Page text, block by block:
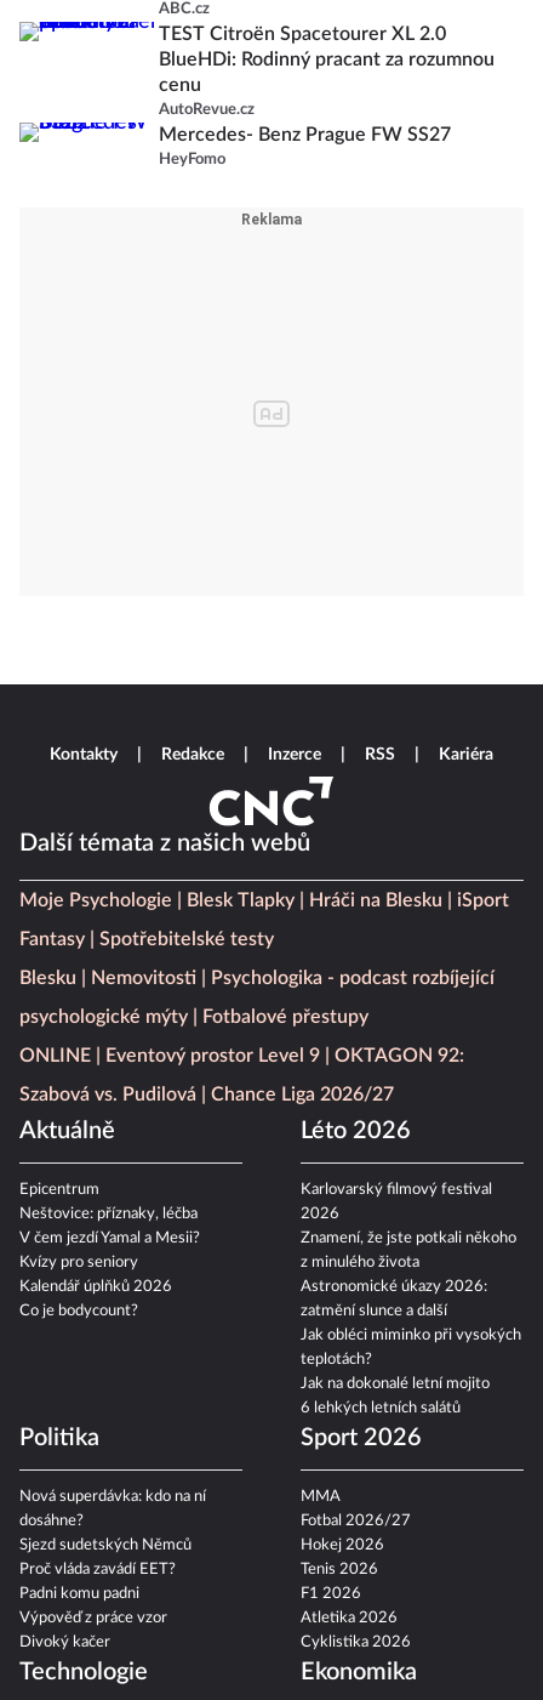
ABC.cz
TEST Citroën Spacetourer XL 2.0
BlueHDi: Rodinný pracant za rozumnou
cenu
AutoRevue.cz
Mercedes- Benz Prague FW SS27
HeyFomo
Další témata z našich webů
Moje Psychologie Blesk Tlapky Hráči na Blesku
iSport
Fantasy
Spotřebitelské testy
Blesku
Nemovitosti
Psychologika - podcast rozbíjející
psychologické mýty
Fotbalové přestupy
ONLINE
Eventový prostor Level 9
OKTAGON 92:
Szabová vs. Pudilová
Chance Liga 2026/27
Aktuálně
Epicentrum
Neštovice: příznaky, léčba
V čem jezdí Yamal a Mesii?
Kvízy pro seniory
Kalendář úplňků 2026
Co je bodycount?
Léto 2026
Karlovarský filmový festival
2026
Znamení, že jste potkali někoho
z minulého života
Astronomické úkazy 2026:
zatmění slunce a další
Jak obléci miminko při vysokých
teplotách?
Jak na dokonalé letní mojito
6 lehkých letních salátů
Politika
Nová superdávka: kdo na ní
dosáhne?
Sjezd sudetských Němců
Proč vláda zavádí EET?
Padni komu padni
Výpověď z práce vzor
Divoký kačer
Sport 2026
MMA
Fotbal 2026/27
Hokej 2026
Tenis 2026
F1 2026
Atletika 2026
Cyklistika 2026
Technologie Ekonomika
Kontakty Redakce Inzerce RSS Kariéra